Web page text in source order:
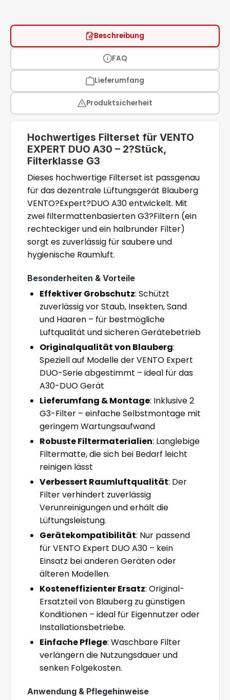
Beschreibung
FAQ
Lieferumfang
Produktsicherheit
Hochwertiges Filterset für VENTO
EXPERT DUO A30 – 2?Stück,
Filterklasse G3
Dieses hochwertige Filterset ist passgenau
für das dezentrale Lüftungsgerät Blauberg
VENTO?Expert?DUO A30 entwickelt. Mit
zwei filtermattenbasierten G3?Filtern (ein
rechteckiger und ein halbrunder Filter)
sorgt es zuverlässig für saubere und
hygienische Raumluft.
Besonderheiten & Vorteile
Effektiver Grobschutz: Schützt
zuverlässig vor Staub, Insekten, Sand
und Haaren – für bestmögliche
Luftqualität und sicheren Gerätebetrieb
Originalqualität von Blauberg:
Speziell auf Modelle der VENTO Expert
DUO-Serie abgestimmt – ideal für das
A30-DUO Gerät
Lieferumfang & Montage: Inklusive 2
G3-Filter – einfache Selbstmontage mit
geringem Wartungsaufwand
Robuste Filtermaterialien: Langlebige
Filtermatte, die sich bei Bedarf leicht
reinigen lässt
Verbessert Raumluftqualität: Der
Filter verhindert zuverlässig
Verunreinigungen und erhält die
Lüftungsleistung.
Gerätekompatibilität: Nur passend
für VENTO Expert DUO A30 – kein
Einsatz bei anderen Geräten oder
älteren Modellen.
Kosteneffizienter Ersatz: Original-
Ersatzteil von Blauberg zu günstigen
Konditionen – ideal für Eigennutzer oder
Installationsbetriebe.
Einfache Pflege: Waschbare Filter
verlängern die Nutzungsdauer und
senken Folgekosten.
Anwendung & Pflegehinweise